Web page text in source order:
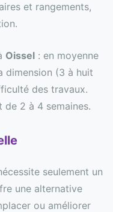
et rangements,
Oissel : en moyenne
dimension (3 à huit
des travaux.
de 2 à 4 semaines.
seulement un
une alternative
ou améliorer